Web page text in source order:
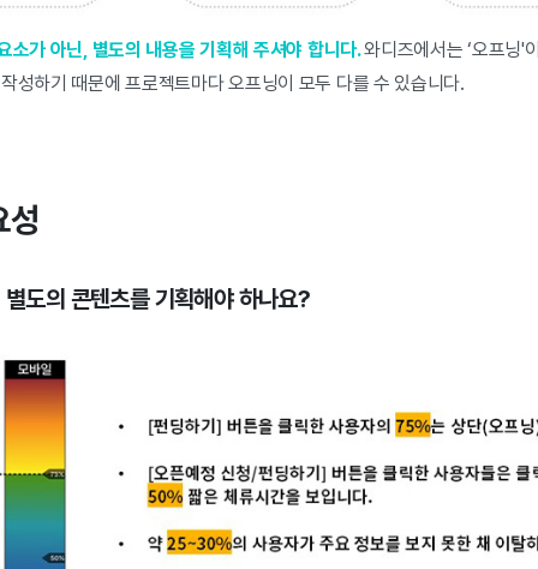
소가 아닌, 별도의 내용을 기획해 주셔야 합니다.와디즈에서는 ‘오프닝'
성하기 때문에 프로젝트마다 오프닝이 모두 다를 수 있습니다.
성
도의 콘텐츠를 기획해야 하나요?